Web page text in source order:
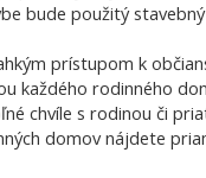
bude použitý
prístupom k
každého rodinného
chvíle s rodinou či
domov nájdete